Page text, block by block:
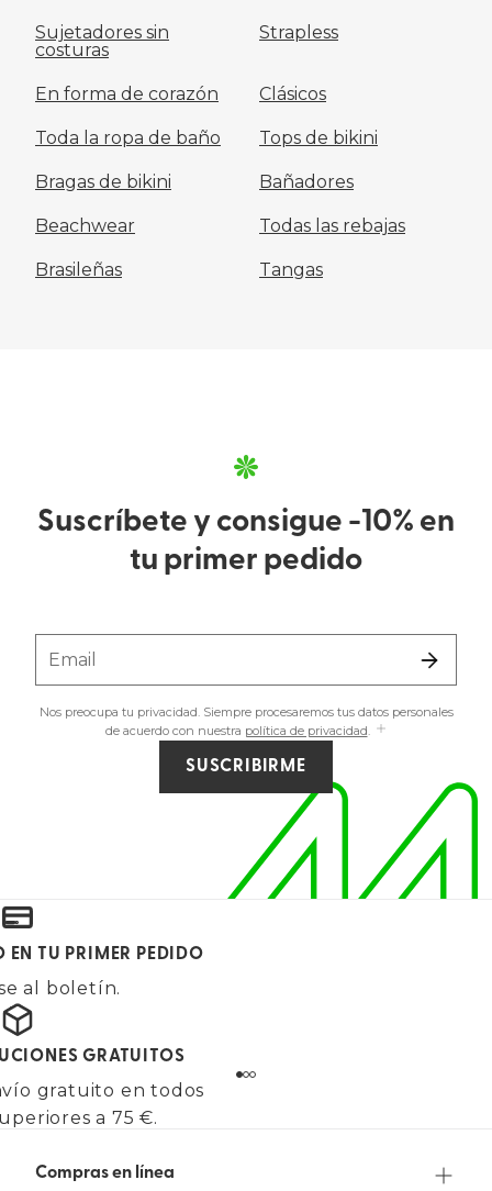
Sujetadores sin
costuras
Strapless
En forma de corazón Clásicos
Toda la ropa de baño Tops de bikini
Bragas de bikini Bañadores
Beachwear Todas las rebajas
Brasileñas Tangas
Suscríbete y consigue -10% en
tu primer pedido
Email
Nos preocupa tu privacidad. Siempre procesaremos tus datos personales
de acuerdo con nuestra política de privacidad.
SUSCRIBIRME
EN TU PRIMER PEDIDO
al boletín.
GRATUITOS
gratuito en todos
a 75 €.
Compras en línea